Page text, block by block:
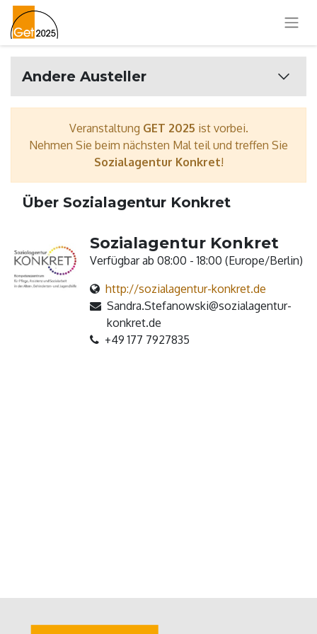
Andere Austeller
Veranstaltung GET 2025 ist vorbei.
Nehmen Sie beim nächsten Mal teil und treffen Sie
Sozialagentur Konkret!
Über Sozialagentur Konkret
Sozialagentur Konkret
Verfügbar ab 08:00 - 18:00 (Europe/Berlin)
http://sozialagentur-konkret.de
Sandra.Stefanowski@sozialagentur-
konkret.de
+49 177 7927835